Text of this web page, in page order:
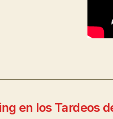
en los Tardeos